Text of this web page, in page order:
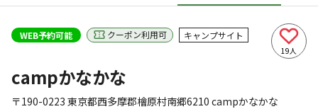
WEB予約可能 クーポン利用可 キャンプサイト
19人
campかなかな
〒190-0223 東京都西多摩郡檜原村南郷6210 campかなかな